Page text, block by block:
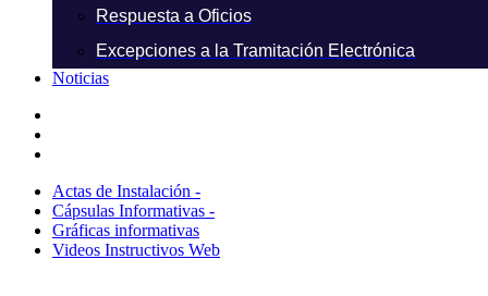
Respuesta a Oficios
Excepciones a la Tramitación Electrónica
Noticias
Actas de Instalación -
Cápsulas Informativas -
Gráficas informativas
Videos Instructivos Web